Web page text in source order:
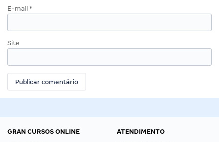
E-mail *
Site
GRAN CURSOS ONLINE
ATENDIMENTO